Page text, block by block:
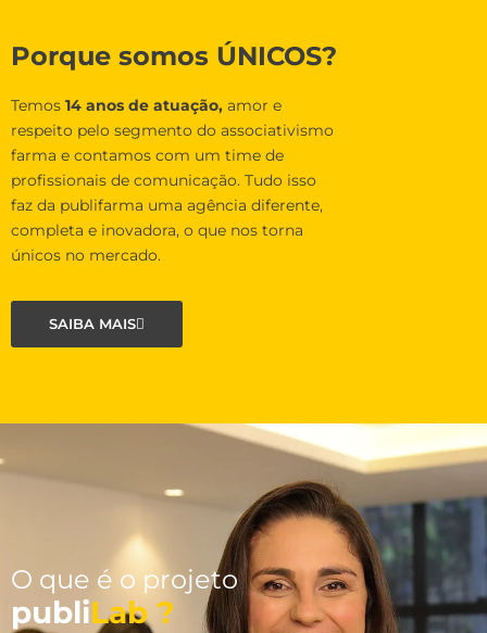
Porque somos ÚNICOS?
Temos 14 anos de atuação, amor e
respeito pelo segmento do associativismo
farma e contamos com um time de
profissionais de comunicação. Tudo isso
faz da publifarma uma agência diferente,
completa e inovadora, o que nos torna
únicos no mercado.
SAIBA MAIS
O que é o projeto
publiLab ?